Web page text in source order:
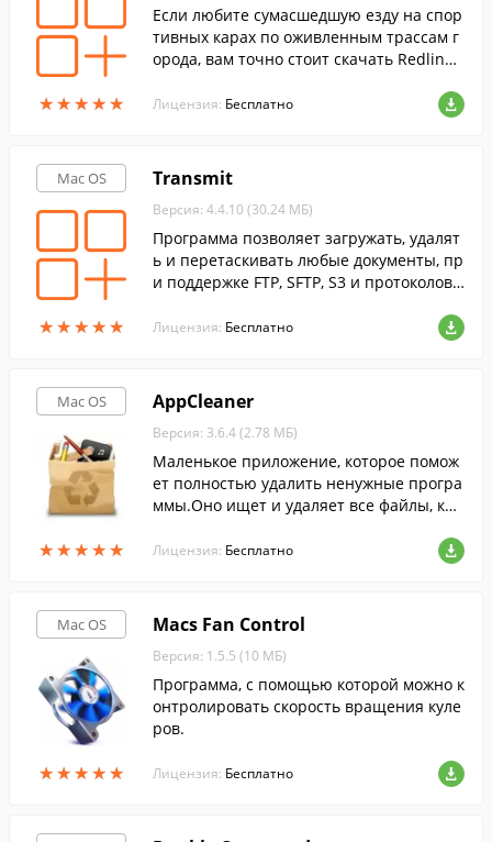
★★★★★
★★★★★
Если любите сумасшедшую езду на спор
тивных карах по оживленным трассам г
орода, вам точно стоит скачать Redline.
ющей графикой и реалистичным звуко
Лицензия: Бесплатно
Mac OS
★★★★★
★★★★★
Transmit
Версия: 4.4.10 (30.24 МБ)
Программа позволяет загружать, удалят
ь и перетаскивать любые документы, пр
и поддержке FTP, SFTP, S3 и протоколов i
Лицензия: Бесплатно
Mac OS
★★★★★
★★★★★
AppCleaner
Версия: 3.6.4 (2.78 МБ)
Маленькое приложение, которое помож
ет полностью удалить ненужные програ
ммы.Оно ищет и удаляет все файлы, кот
ограммы.
Лицензия: Бесплатно
Mac OS
★★★★★
★★★★★
Macs Fan Control
Версия: 1.5.5 (10 МБ)
Программа, с помощью которой можно к
онтролировать скорость вращения куле
ров.
Лицензия: Бесплатно